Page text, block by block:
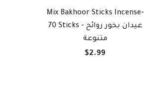
Mix Bakhoor Sticks Incense-
70 Sticks - عيدان بخور روائح
متنوعة
$2.99